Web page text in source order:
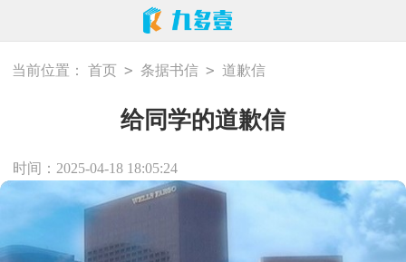
当前位置： 首页 > 条据书信 > 道歉信
给同学的道歉信
时间：2025-04-18 18:05:24